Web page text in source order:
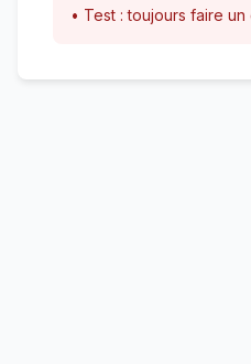
• Test : toujours faire un